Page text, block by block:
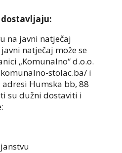
na javni natječaj
natječaj može se
„Komunalno“ d.o.o.
stolac.ba/ i
Humska bb, 88
su dužni dostaviti i